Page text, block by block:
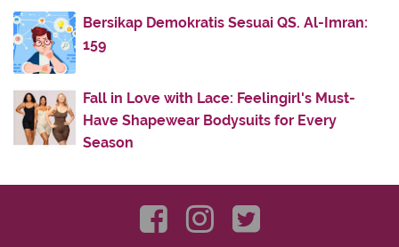
Membaca Al-Qur'an untuk Mayit Itu Dianjurkan dan
P...
Pelajaran Penting dari Perang Khandaq
Kartini Nyantri: Inspirasi Perjuangan
Kisah Kejujuran dan Pertobatan Ka'ab bin Malik
Kisah Menimbun Barang Dagangan dalam Kitab
Bersikap Demokratis Sesuai QS. Al-Imran:
159
Fall in Love with Lace: Feelingirl's Must-
Have Shapewear Bodysuits for Every
Season